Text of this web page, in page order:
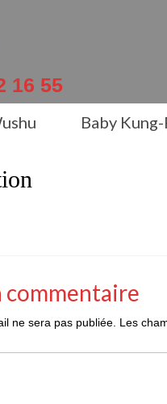
16 55
Baby Kung-
commentaire
ne sera pas publiée. Les